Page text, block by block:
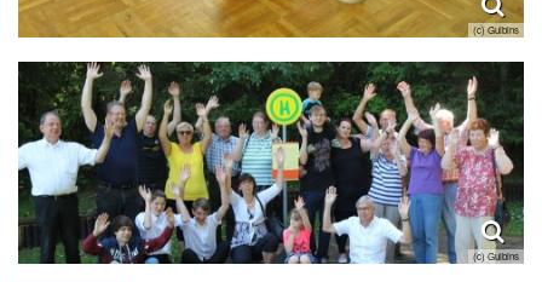
(c) Gulbins
(c) Gulbins